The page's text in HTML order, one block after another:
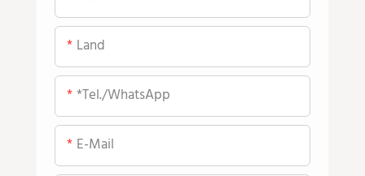
Land
*Tel./WhatsApp
E-Mail